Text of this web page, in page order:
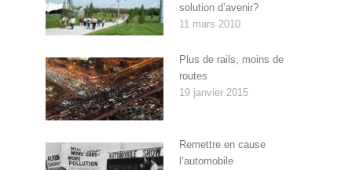
solution d’avenir?
11 mars 2010
Plus de rails, moins de
routes
19 janvier 2015
Remettre en cause
l’automobile